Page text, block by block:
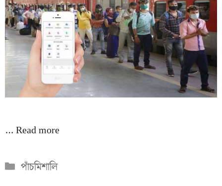
…Read more
Categories
পাঁচমিশালি